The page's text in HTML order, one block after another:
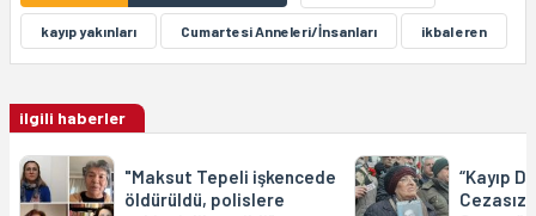
kayıp yakınları Cumartesi Anneleri/İnsanları ikbal eren
ilgili haberler
"Maksut Tepeli işkencede
öldürüldü, polislere
“Kayıp